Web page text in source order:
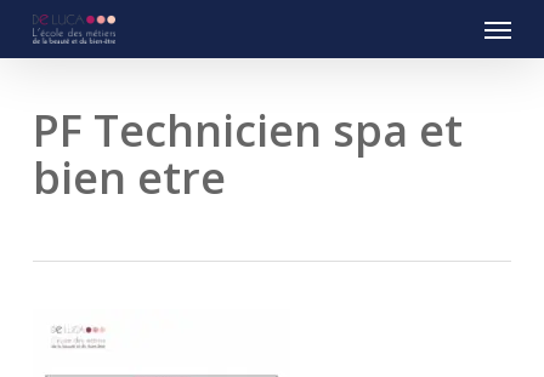
Menu
PF Technicien spa et
bien etre